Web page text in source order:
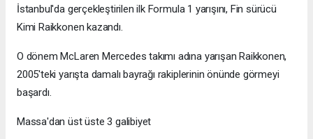
İstanbul'da gerçekleştirilen ilk Formula 1 yarışını, Fin sürücü
Kimi Raikkonen kazandı.
O dönem McLaren Mercedes takımı adına yarışan Raikkonen,
2005'teki yarışta damalı bayrağı rakiplerinin önünde görmeyi
başardı.
Massa'dan üst üste 3 galibiyet